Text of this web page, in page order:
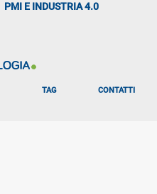
PMI E INDUSTRIA 4.0
TAG CONTATTI